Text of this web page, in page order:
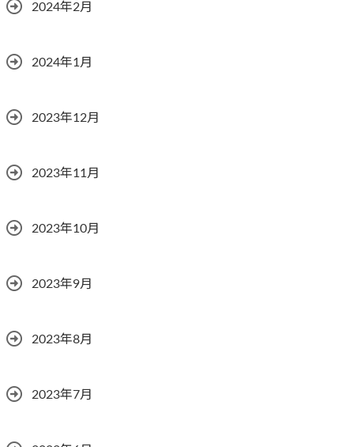
2024年2月
2024年1月
2023年12月
2023年11月
2023年10月
2023年9月
2023年8月
2023年7月